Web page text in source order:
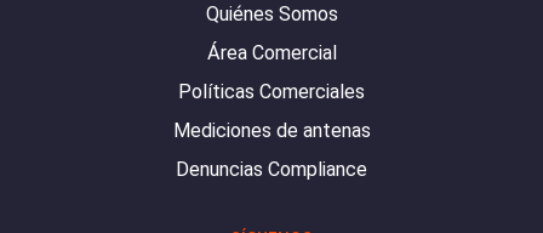
Quiénes Somos
Área Comercial
Políticas Comerciales
Mediciones de antenas
Denuncias Compliance